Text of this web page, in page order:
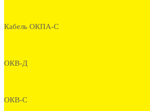
Кабель ОКПА-С
ОКВ-Д
ОКВ-С